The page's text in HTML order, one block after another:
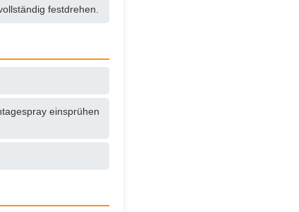
festdrehen.
einsprühen